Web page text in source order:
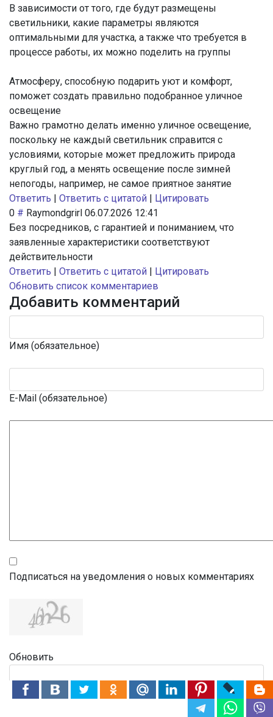
В зависимости от того, где будут размещены
светильники, какие параметры являются
оптимальными для участка, а также что требуется в
процессе работы, их можно поделить на группы
Атмосферу, способную подарить уют и комфорт,
поможет создать правильно подобранное уличное
освещение
Важно грамотно делать именно уличное освещение,
поскольку не каждый светильник справится с
условиями, которые может предложить природа
круглый год, а менять освещение после зимней
непогоды, например, не самое приятное занятие
Ответить | Ответить с цитатой | Цитировать
0 # Raymondgrirl 06.07.2026 12:41
Без посредников, с гарантией и пониманием, что
заявленные характеристики соответствуют
действительности
Ответить | Ответить с цитатой | Цитировать
Обновить список комментариев
Добавить комментарий
Имя (обязательное)
E-Mail (обязательное)
Подписаться на уведомления о новых комментариях
Обновить